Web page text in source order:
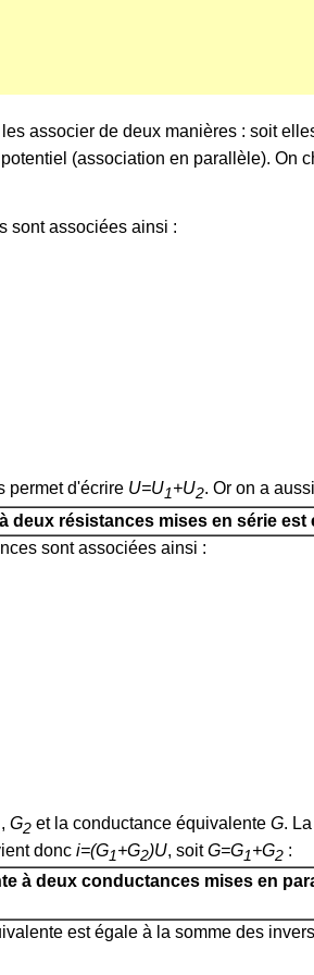
les associer de deux manières : soit
(association en parallèle). On
sont associées ainsi :
permet d'écrire U=U1+U2. Or on a aussi
deux résistances mises en série
sont associées ainsi :
, G2 et la conductance équivalente G.
donc i=(G1+G2)U, soitG=G1+G2 :
à deux conductances mises en
est égale à la somme des